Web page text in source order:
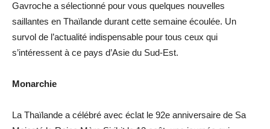
Gavroche a sélectionné pour vous quelques nouvelles
saillantes en Thaïlande durant cette semaine écoulée. Un
survol de l’actualité indispensable pour tous ceux qui
s’intéressent à ce pays d’Asie du Sud-Est.
Monarchie
La Thaïlande a célébré avec éclat le 92e anniversaire de Sa